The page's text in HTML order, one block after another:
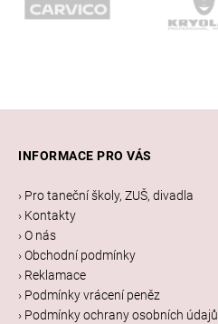
INFORMACE PRO VÁS
› Pro taneční školy, ZUŠ, divadla
› Kontakty
› O nás
› Obchodní podmínky
› Reklamace
› Podmínky vrácení peněz
› Podmínky ochrany osobních údajů